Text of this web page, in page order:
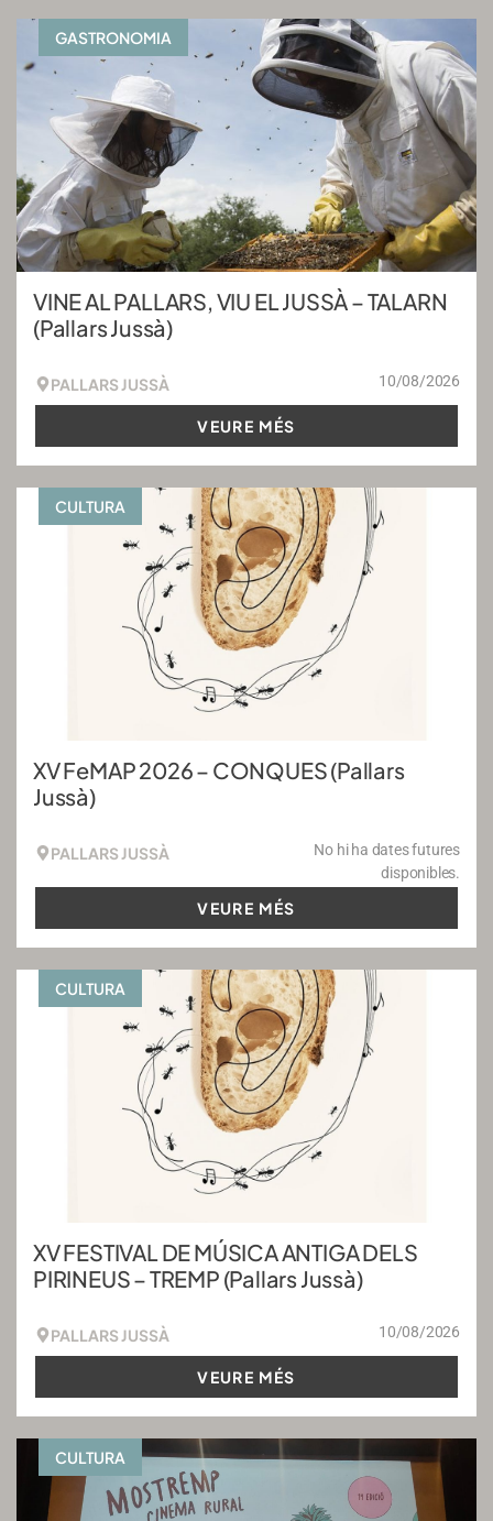
GASTRONOMIA
VINE AL PALLARS, VIU EL JUSSÀ – TALARN
(Pallars Jussà)
PALLARS JUSSÀ 10/08/2026
VEURE MÉS
CULTURA
XV FeMAP 2026 – CONQUES (Pallars
Jussà)
PALLARS JUSSÀ
No hi ha dates futures
disponibles.
VEURE MÉS
CULTURA
XV FESTIVAL DE MÚSICA ANTIGA DELS
PIRINEUS – TREMP (Pallars Jussà)
PALLARS JUSSÀ 10/08/2026
VEURE MÉS
CULTURA